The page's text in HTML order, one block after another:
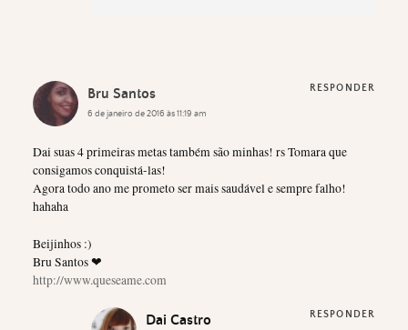
Bru Santos
6 de janeiro de 2016 às 11:19 am
Dai suas 4 primeiras metas também são minhas! rs Tomara que
consigamos conquistá-las!
Agora todo ano me prometo ser mais saudável e sempre falho!
hahaha
Beijinhos :)
Bru Santos ❤
http://www.queseame.com
RESPONDER
Dai Castro RESPONDER